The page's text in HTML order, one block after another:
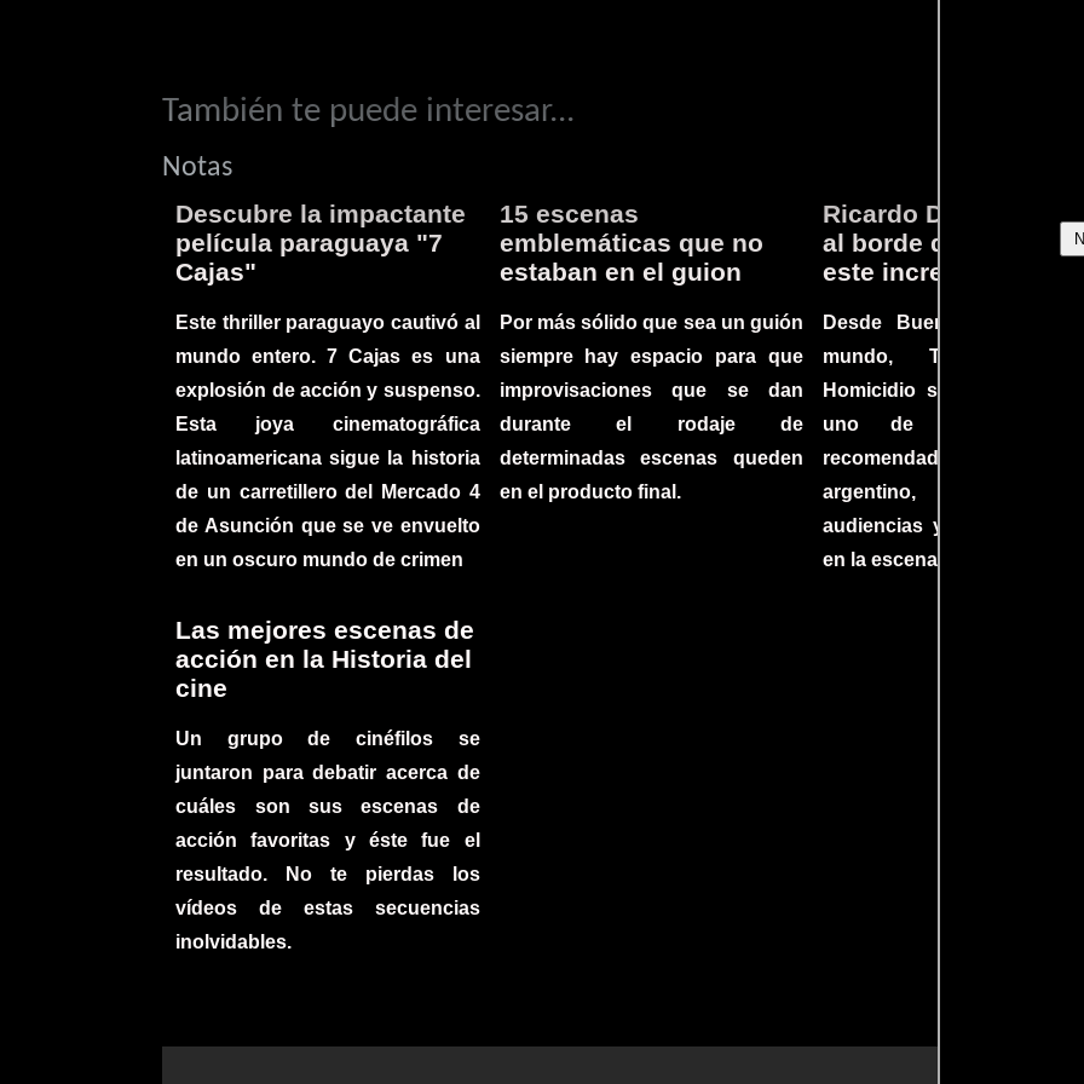
También te puede interesar...
Notas
Descubre la impactante
película paraguaya "7
Cajas"
Este thriller paraguayo cautivó al
mundo entero. 7 Cajas es una
explosión de acción y suspenso.
Esta joya cinematográfica
latinoamericana sigue la historia
de un carretillero del Mercado 4
de Asunción que se ve envuelto
en un oscuro mundo de crimen
15 escenas
emblemáticas que no
estaban en el guion
Por más sólido que sea un guión
siempre hay espacio para que
improvisaciones que se dan
durante el rodaje de
determinadas escenas queden
en el producto final.
Ricardo Darín te
al borde del asiento
este increíble thriller
Desde Buenos Aires
mundo, Tesis sobre
Homicidio se ha
uno de los filmes
recomendados del
argentino,
audiencias y dejando su
en la escena internacional.
Las mejores escenas de
acción en la Historia del
cine
Un grupo de cinéfilos se
juntaron para debatir acerca de
cuáles son sus escenas de
acción favoritas y éste fue el
resultado. No te pierdas los
vídeos de estas secuencias
inolvidables.